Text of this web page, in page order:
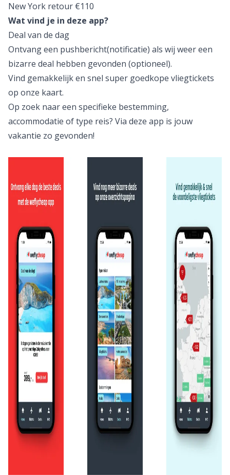
New York retour €110
Wat vind je in deze app?
Deal van de dag
Ontvang een pushbericht(notificatie) als wij weer een
bizarre deal hebben gevonden (optioneel).
Vind gemakkelijk en snel super goedkope vliegtickets
op onze kaart.
Op zoek naar een specifieke bestemming,
accommodatie of type reis? Via deze app is jouw
vakantie zo gevonden!